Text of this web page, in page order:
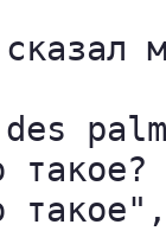
des
такое?